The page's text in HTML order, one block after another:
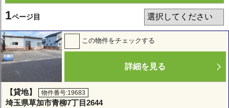
1ページ目
この物件をチェックする
詳細を見る
【貸地】 物件番号:19683
埼玉県草加市青柳7丁目2644